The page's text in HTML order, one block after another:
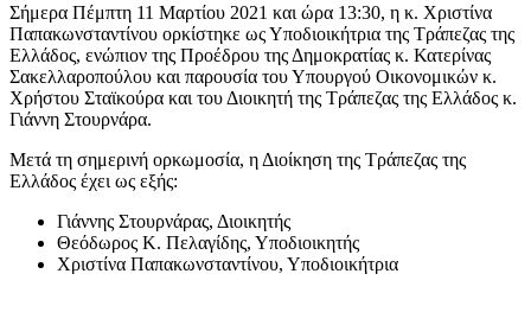
Σήμερα Πέμπτη 11 Μαρτίου 2021 και ώρα 13:30, η κ. Χριστίνα
Παπακωνσταντίνου ορκίστηκε ως Υποδιοικήτρια της Τράπεζας της
Ελλάδος, ενώπιον της Προέδρου της Δημοκρατίας κ. Κατερίνας
Σακελλαροπούλου και παρουσία του Υπουργού Οικονομικών κ.
Χρήστου Σταϊκούρα και του Διοικητή της Τράπεζας της Ελλάδος κ.
Γιάννη Στουρνάρα.
Μετά τη σημερινή ορκωμοσία, η Διοίκηση της Τράπεζας της
Ελλάδος έχει ως εξής:
Γιάννης Στουρνάρας, Διοικητής
Θεόδωρος Κ. Πελαγίδης, Υποδιοικητής
Χριστίνα Παπακωνσταντίνου, Υποδιοικήτρια